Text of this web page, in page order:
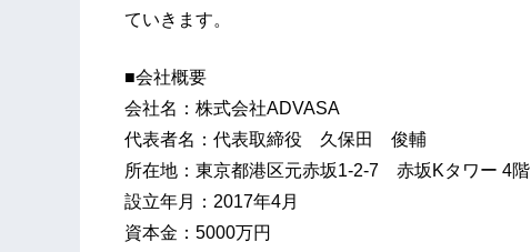
ていきます。
■会社概要
会社名：株式会社ADVASA
代表者名：代表取締役 久保田 俊輔
所在地：東京都港区元赤坂1-2-7 赤坂Kタワー 4階
設立年月：2017年4月
資本金：5000万円